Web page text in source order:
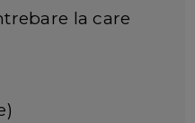
la care